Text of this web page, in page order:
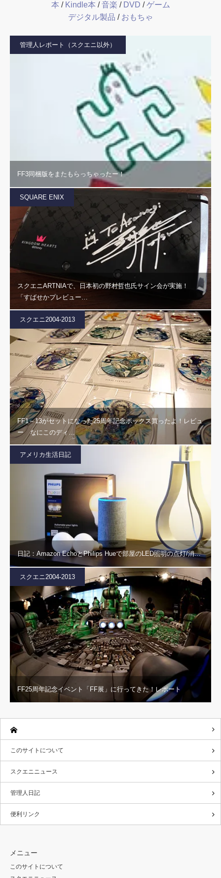
本 / Kindle本 /音楽 / DVD /ゲーム
デジタル製品 / おもちゃ
管理人レポート（スクエニ以外）
FF3同梱版をまたもらっちゃったー！
SQUARE ENIX
スクエニARTNIAで、日本初の野村哲也氏サイン会が実施！
「すばせかプレビュー…
スクエニ2004-2013
FF1～13がセットになった25周年記念ボックス買ったよ！レビュ
ー なにこのディ…
アメリカ生活日記
日記：Amazon EchoとPhilips Hueで部屋のLED照明の点灯/消…
スクエニ2004-2013
FF25周年記念イベント「FF展」に行ってきた！レポート
このサイトについて
スクエニニュース
管理人日記
便利リンク
メニュー
このサイトについて